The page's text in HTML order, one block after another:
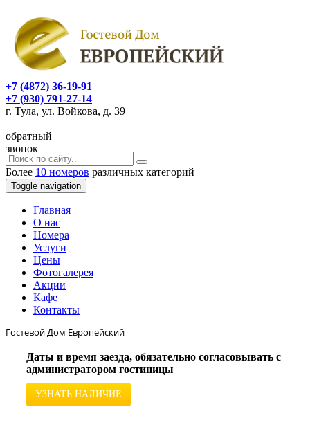
+7 (4872) 36-19-91
+7 (930) 791-27-14
г. Тула, ул. Войкова, д. 39
обратный
звонок
Более 10 номеров различных категорий
Toggle navigation
Главная
O нас
Номера
Услуги
Цены
Фотогалерея
Акции
Кафе
Контакты
Гостевой Дом Европейский
Даты и время заезда, обязательно согласовывать с
администратором гостиницы
УЗНАТЬ НАЛИЧИЕ